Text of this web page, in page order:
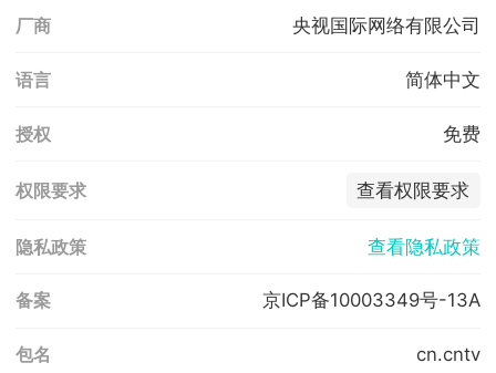
厂商 央视国际网络有限公司
语言 简体中文
授权 免费
权限要求 查看权限要求
隐私政策 查看隐私政策
备案 京ICP备10003349号-13A
包名 cn.cntv